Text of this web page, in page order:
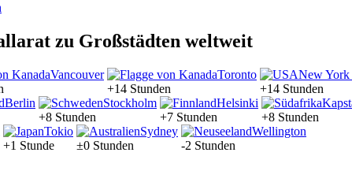
zu Großstädten weltweit
Vancouver
Toronto
+14 Stunden
New
+14 Stunden
Berlin
Stockholm
+8 Stunden
Helsinki
+7 Stunden
+8 Stunden
Tokio
+1 Stunde
Sydney
±0 Stunden
Wellington
-2 Stunden